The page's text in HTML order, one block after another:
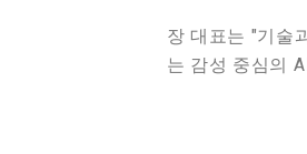
장 대표는 "기술
는 감성 중심의